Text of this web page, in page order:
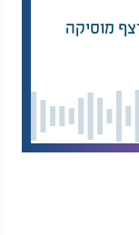
מוסיקה